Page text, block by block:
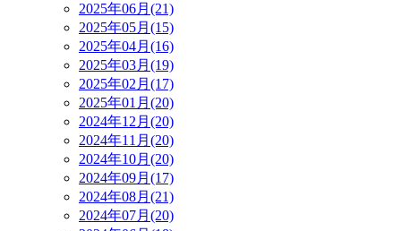
2025年06月(21)
2025年05月(15)
2025年04月(16)
2025年03月(19)
2025年02月(17)
2025年01月(20)
2024年12月(20)
2024年11月(20)
2024年10月(20)
2024年09月(17)
2024年08月(21)
2024年07月(20)